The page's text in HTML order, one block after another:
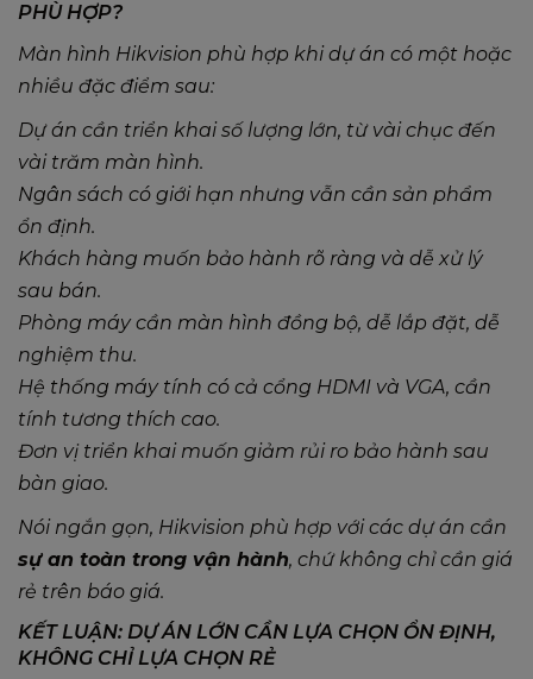
PHÙ HỢP?
Màn hình Hikvision phù hợp khi dự án có một hoặc
nhiều đặc điểm sau:
Dự án cần triển khai số lượng lớn, từ vài chục đến
vài trăm màn hình.
Ngân sách có giới hạn nhưng vẫn cần sản phẩm
ổn định.
Khách hàng muốn bảo hành rõ ràng và dễ xử lý
sau bán.
Phòng máy cần màn hình đồng bộ, dễ lắp đặt, dễ
nghiệm thu.
Hệ thống máy tính có cả cổng HDMI và VGA, cần
tính tương thích cao.
Đơn vị triển khai muốn giảm rủi ro bảo hành sau
bàn giao.
Nói ngắn gọn, Hikvision phù hợp với các dự án cần
sự an toàn trong vận hành, chứ không chỉ cần giá
rẻ trên báo giá.
KẾT LUẬN: DỰ ÁN LỚN CẦN LỰA CHỌN ỔN ĐỊNH,
KHÔNG CHỈ LỰA CHỌN RẺ